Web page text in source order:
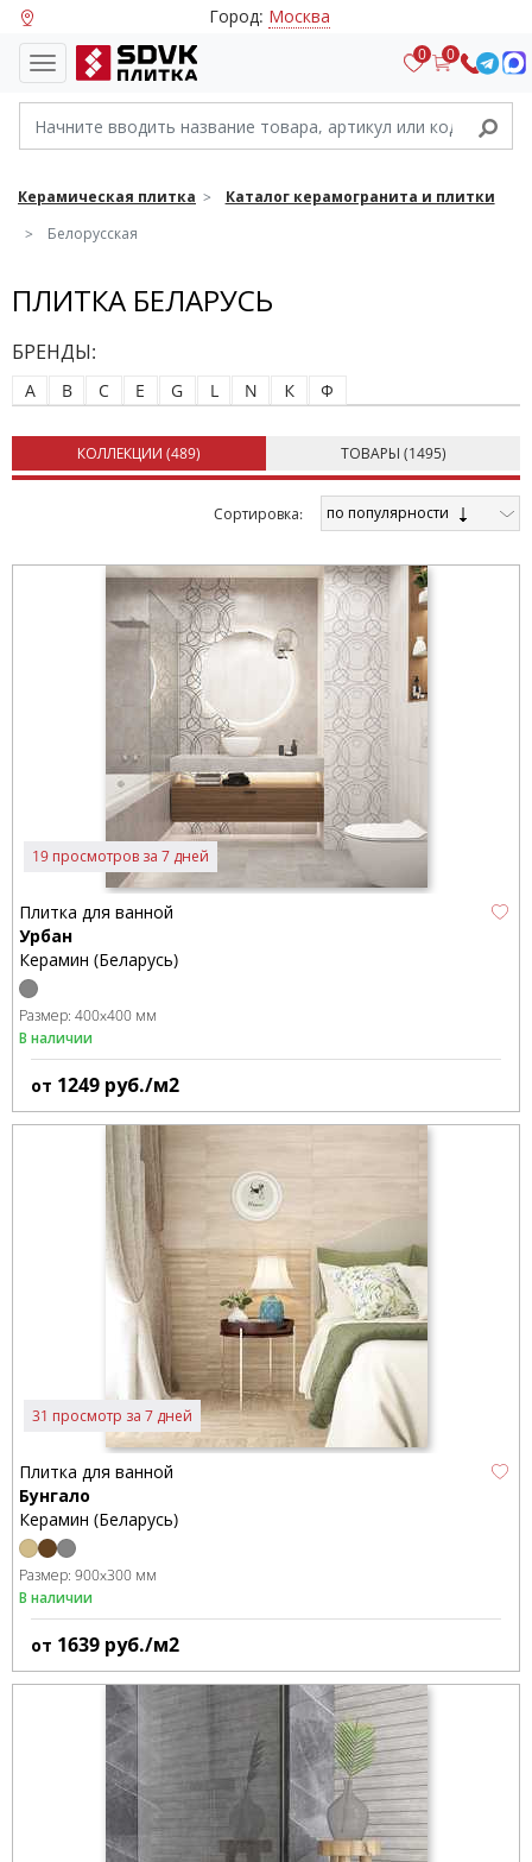
Город: Москва
0 0
Керамическая плитка
Каталог керамогранита и плитки
Белорусская
ПЛИТКА БЕЛАРУСЬ
БРЕНДЫ:
A B C E G L N К Ф
КОЛЛЕКЦИИ (489) ТОВАРЫ (1495)
Cортировка: по популярности
19 просмотров за 7 дней
Плитка для ванной
Урбан
Керамин (Беларусь)
Размер: 400x400 мм
В наличии
от 1249 руб./м2
31 просмотр за 7 дней
Плитка для ванной
Бунгало
Керамин (Беларусь)
Размер: 900x300 мм
В наличии
от 1639 руб./м2